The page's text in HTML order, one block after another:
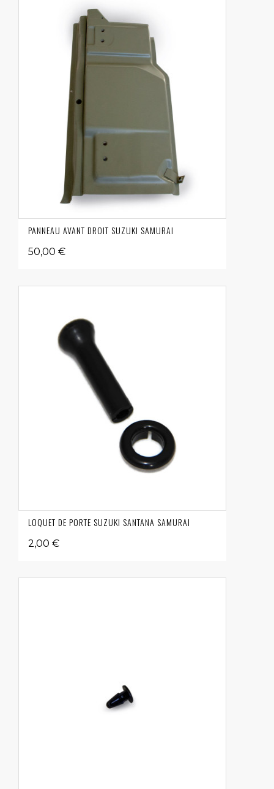
PANNEAU AVANT DROIT SUZUKI SAMURAI
50,00 €
LOQUET DE PORTE SUZUKI SANTANA SAMURAI
2,00 €